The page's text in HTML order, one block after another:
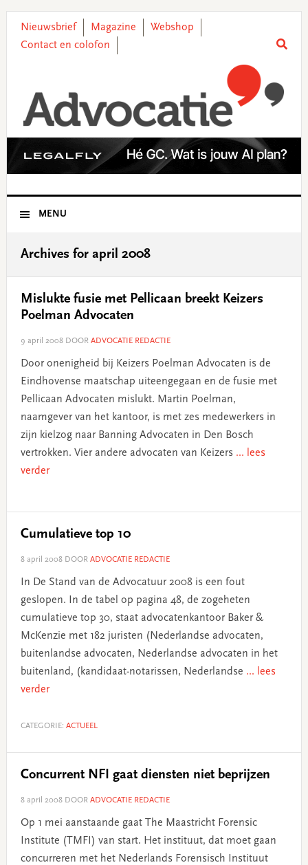
primary
main
primary
footer
Nieuwsbrief Magazine
Webshop
Contact en colofon
MENU
Archives for april 2008
Mislukte fusie met Pellicaan breekt Keizers
Poelman Advocaten
9 april 2008DOOR ADVOCATIE REDACTIE
Door onenigheid bij Keizers Poelman Advocaten is de
Eindhovense maatschap uiteengegaan en de fusie met
Pellicaan Advocaten mislukt. Martin Poelman,
naamgever van het kantoor, is met zes medewerkers in
zijn kielzog naar Banning Advocaten in Den Bosch
vertrokken. Vier andere advocaten van Keizers ... lees
verder
Cumulatieve top 10
8 april 2008DOOR ADVOCATIE REDACTIE
In De Stand van de Advocatuur 2008 is een fout
geslopen. In de tabel op pagina 48, de zogeheten
cumulatieve top 30, staat advocatenkantoor Baker &
McKenzie met 182 juristen (Nederlandse advocaten,
buitenlandse advocaten, Nederlandse advocaten in het
buitenland, (kandidaat-notarissen, Nederlandse ... lees
verder
CATEGORIE: ACTUEEL
Concurrent NFI gaat diensten niet beprijzen
8 april 2008DOOR ADVOCATIE REDACTIE
Op 1 mei aanstaande gaat The Maastricht Forensic
Institute (TMFI) van start. Het instituut, dat moet gaan
concurreren met het Nederlands Forensisch Instituut